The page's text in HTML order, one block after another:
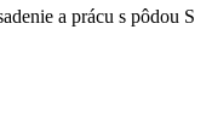
a prácu s pôdou S